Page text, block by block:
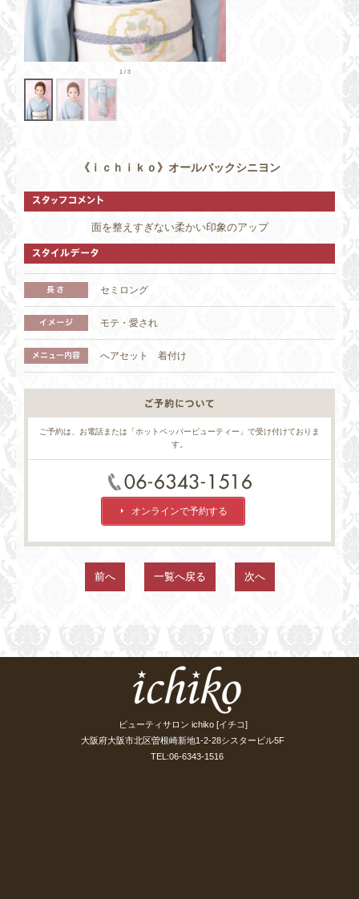
《ｉｃｈｉｋｏ》オールバックシニヨン
面を整えすぎない柔かい印象のアップ
セミロング
モテ・愛され
へアセット 着付け
ご予約は、お電話または「ホットペッパービューティー」で受け付けておりま
す。
オンラインで予約する
前へ 一覧へ戻る 次へ
ビューティサロン ichiko [イチコ]
大阪府大阪市北区曽根崎新地1-2-28シスタービル5F
TEL:06-6343-1516